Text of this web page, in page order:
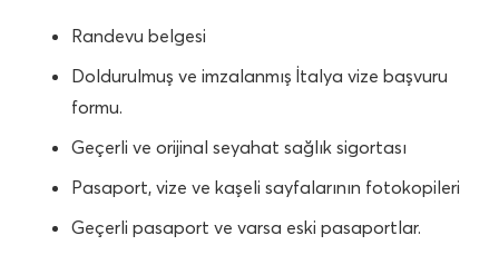
Randevu belgesi
Doldurulmuş ve imzalanmış İtalya vize başvuru
formu.
Geçerli ve orijinal seyahat sağlık sigortası
Pasaport, vize ve kaşeli sayfalarının fotokopileri
Geçerli pasaport ve varsa eski pasaportlar.